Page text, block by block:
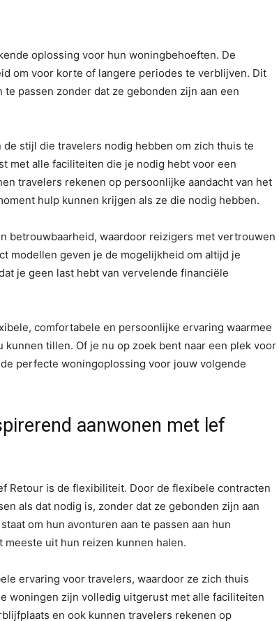
oplossing voor hun woningbehoeften. De
om voor korte of langere periodes te verblijven. Dit
passen zonder dat ze gebonden zijn aan een
stijl die travelers nodig hebben om zich thuis te
met alle faciliteiten die je nodig hebt voor een
travelers rekenen op persoonlijke aandacht van het
hulp kunnen krijgen als ze die nodig hebben.
betrouwbaarheid, waardoor reizigers met vertrouwen
modellen geven je de mogelijkheid om altijd je
je geen last hebt van vervelende financiële
comfortabele en persoonlijke ervaring waarmee
tillen. Of je nu op zoek bent naar een plek voor
perfecte woningoplossing voor jouw volgende
aanwonen met lef
Retour is de flexibiliteit. Door de flexibele contracten
als dat nodig is, zonder dat ze gebonden zijn aan
om hun avonturen aan te passen aan hun
uit hun reizen kunnen halen.
ervaring voor travelers, waardoor ze zich thuis
woningen zijn volledig uitgerust met alle faciliteiten
en ook kunnen travelers rekenen op